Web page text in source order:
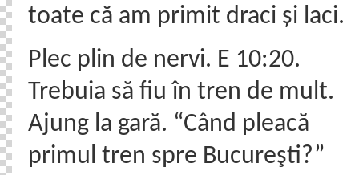
toate că am primit draci și laci.
Plec plin de nervi. E 10:20.
Trebuia să fiu în tren de mult.
Ajung la gară. “Când pleacă
primul tren spre Bucureşti?”